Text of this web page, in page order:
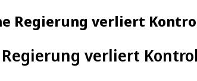
Regierung verliert
verliert